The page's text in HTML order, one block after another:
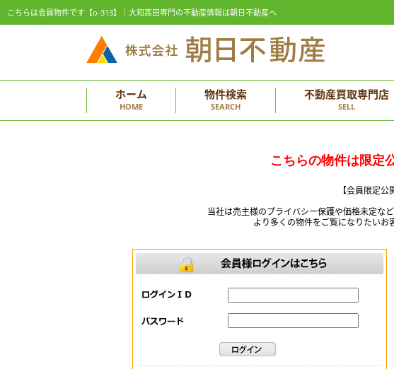
こちらは会員物件です【o-313】｜大和高田専門の不動産情報は朝日不動産へ
ホーム
HOME
物件検索
SEARCH
不動産買取専門店
SELL
こちらの物件は限定
【会員限定公
当社は売主様のプライバシー保護や価格未定な
より多くの物件をご覧になりたいお